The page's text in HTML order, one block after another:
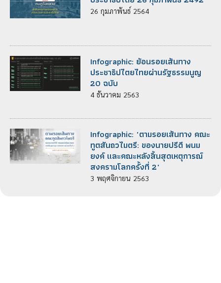
26 กุมภาพันธ์ 2564
Infographic: ย้อนรอยเส้นทาง
ประชาธิปไตยไทยผ่านรัฐธรรมนูญ
20 ฉบับ
4 ธันวาคม 2563
Infographic: "ตามรอยเส้นทาง คณะ
ทูตสันถวไมตรี: ของนายปรีดี พนม
ยงค์ และคณะหลังสิ้นสุดเหตุการณ์
สงครามโลกครั้งที่ 2"
3 พฤศจิกายน 2563